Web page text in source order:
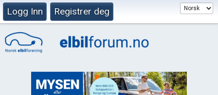
Logg Inn Registrer deg